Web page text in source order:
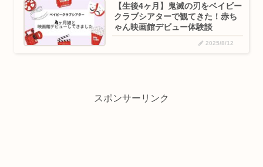
【生後4ヶ月】鬼滅の刃をベイビー
クラブシアターで観てきた！赤ち
ゃん映画館デビュー体験談
2025/8/12
スポンサーリンク